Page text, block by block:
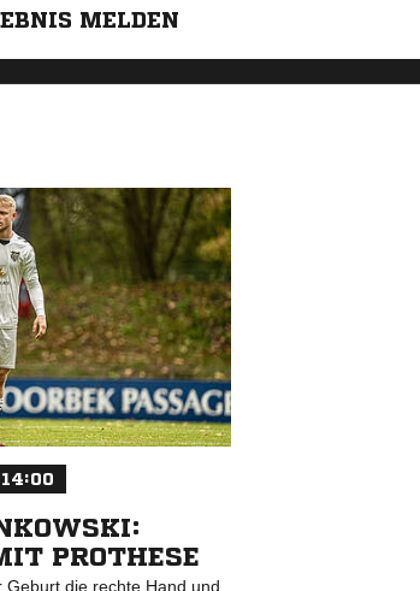
MELDEN
PROTHESE
Geburt die rechte Hand und